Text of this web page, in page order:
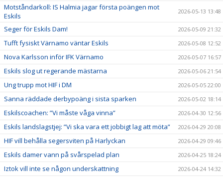
Motståndarkoll: IS Halmia jagar första poängen mot
Eskils
2026-05-13 13:48
Seger för Eskils Dam! 2026-05-09 21:32
Tufft fysiskt Värnamo väntar Eskils 2026-05-08 12:52
Nova Karlsson inför IFK Värnamo 2026-05-07 16:57
Eskils slog ut regerande mästarna 2026-05-06 21:54
Ung trupp mot HIF i DM 2026-05-05 22:00
Sanna räddade derbypoäng i sista sparken 2026-05-02 18:14
Eskilscoachen: ”Vi måste våga vinna” 2026-04-30 12:56
Eskils landslagstjej: ”Vi ska vara ett jobbigt lag att möta” 2026-04-29 20:08
HIF vill behålla segersviten på Harlyckan 2026-04-29 09:46
Eskils damer vann på svårspelad plan 2026-04-25 18:24
Iztok vill inte se någon underskattning 2026-04-24 14:32